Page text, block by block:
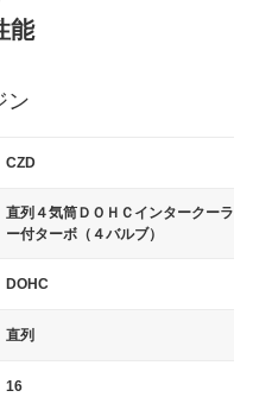
能
ン
CZD
直列４気筒ＤＯＨＣインタークーラ
ー付ターボ（４バルブ）
DOHC
直列
16